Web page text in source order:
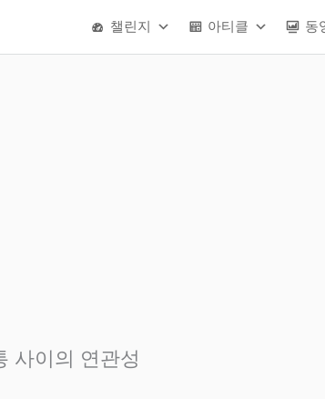
챌린지 아티클 동
사이의 연관성